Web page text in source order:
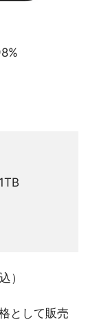
）
として販売